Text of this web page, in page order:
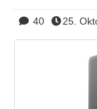
40 25.